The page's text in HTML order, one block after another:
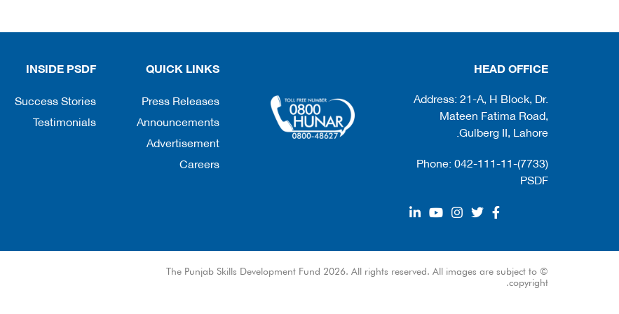
HEAD OFFICE
Address: 21-A, H Block, Dr.
Mateen Fatima Road,
Gulberg II, Lahore.
Phone: 042-111-11-(7733)
PSDF
QUICK LINKS
Press Releases
Announcements
Advertisement
Careers
INSIDE PSDF
Success Stories
Testimonials
© The Punjab Skills Development Fund 2026. All rights reserved. All images are subject to
copyright.